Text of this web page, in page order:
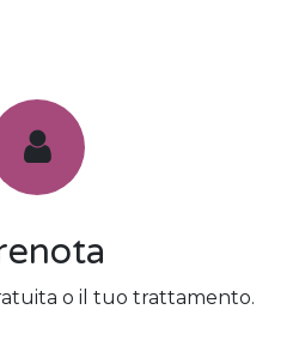
o il tuo trattamento.